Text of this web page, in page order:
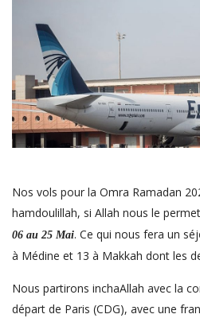
Nos vols pour la Omra Ramadan
hamdoulillah, si Allah nous le
06 au 25 Mai. Ce qui nous fera un
à Médine et 13 à Makkah dont les
Nous partirons inchaAllah avec la
départ de Paris (CDG), avec une